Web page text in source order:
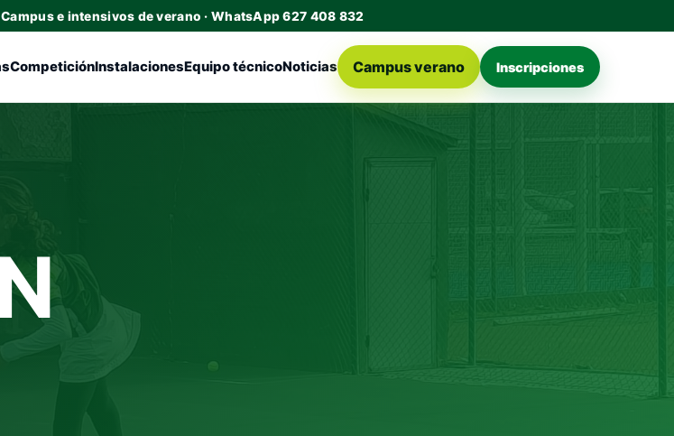
e intensivos de verano · WhatsApp 627 408 832
CompeticiónInstalacionesEquipo técnicoNoticias Campus verano Inscripciones